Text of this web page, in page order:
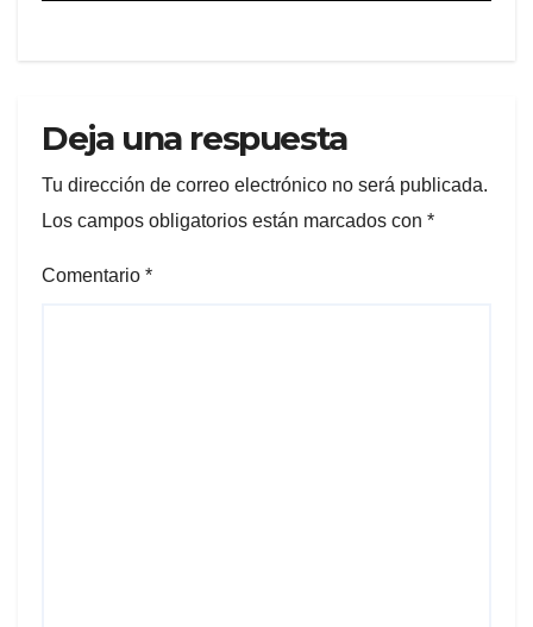
Deja una respuesta
Tu dirección de correo electrónico no será publicada.
Los campos obligatorios están marcados con *
Comentario *